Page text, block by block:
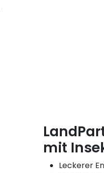
mit
Leckerer